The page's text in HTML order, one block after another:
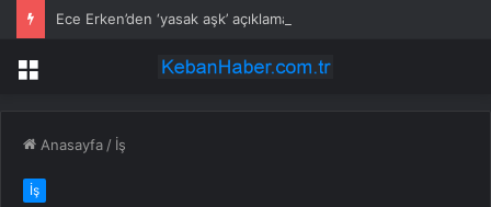
Menü
Anasayfa / İş
İş